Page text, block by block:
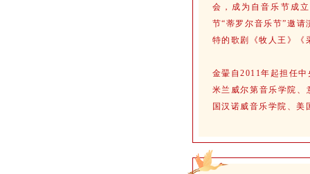
会，成为自音乐节成
节“蒂罗尔音乐节”邀
特的歌剧《牧人王》《
金翬自2011年起担任
米兰威尔第音乐学院
国汉诺威音乐学院、